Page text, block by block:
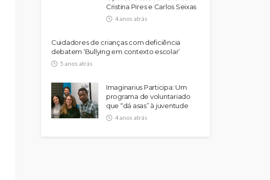
Cristina Pires e Carlos Seixas
4 anos atrás
Cuidadores de crianças com deficiência
debatem ‘Bullying em contexto escolar’
5 anos atrás
Imaginarius Participa: Um
programa de voluntariado
que “dá asas” à juventude
4 anos atrás